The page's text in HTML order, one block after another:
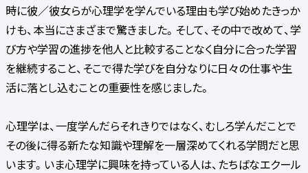
時に彼／彼女らが心理学を学んでいる理由も学び始めたきっか
けも、本当にさまざまで驚きました。そして、その中で改めて、学
び方や学習の進捗を他人と比較することなく自分に合った学習
を継続すること、そこで得た学びを自分なりに日々の仕事や生
活に落とし込むことの重要性を感じました。
心理学は、一度学んだらそれきりではなく、むしろ学んだことで
その後に得る新たな知識や理解を一層深めてくれる学問だと思
います。いま心理学に興味を持っている人は、たちばなエクール